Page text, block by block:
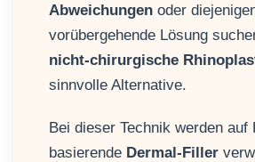
Abweichungen oder
vorübergehende Lösung
nicht-chirurgische
sinnvolle Alternative.
Bei dieser Technik werden auf
basierende Dermal-Filler